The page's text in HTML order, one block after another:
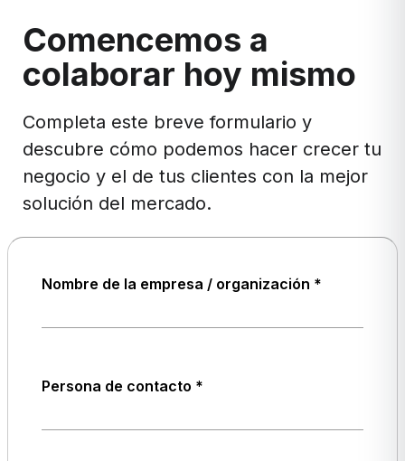
Comencemos a
colaborar hoy mismo
Completa este breve formulario y
descubre cómo podemos hacer crecer tu
negocio y el de tus clientes con la mejor
solución del mercado.
Nombre de la empresa / organización
Persona de contacto